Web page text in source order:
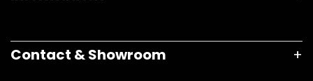
Contact & Showroom